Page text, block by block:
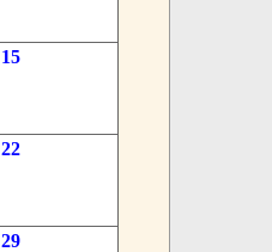
15
22
29